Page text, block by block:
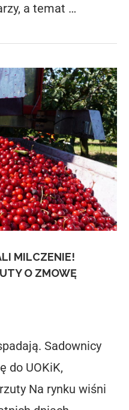
a temat …
MILCZENIE!
O ZMOWĘ
Sadownicy
do UOKiK,
Na rynku wiśni